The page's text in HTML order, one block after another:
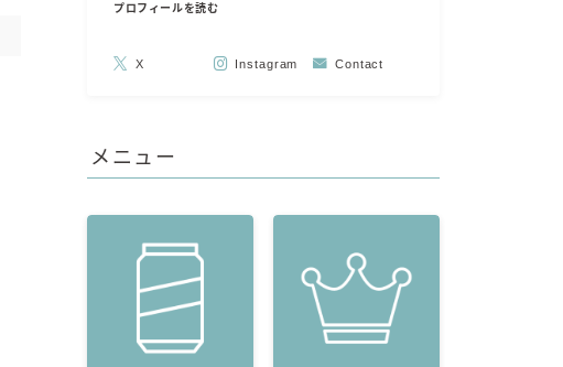
プロフィールを読む
X Instagram Contact
メニュー